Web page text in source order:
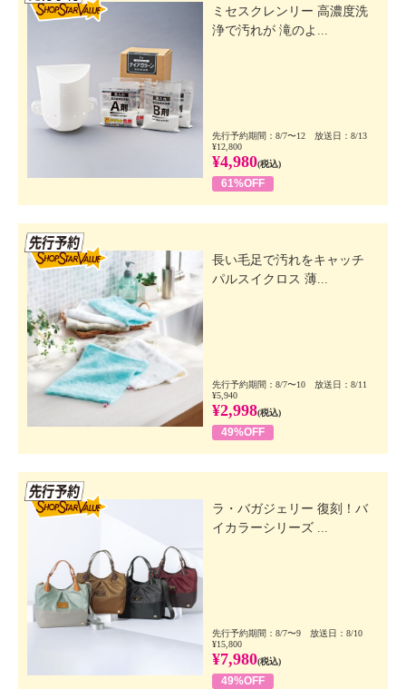
ミセスクレンリー 高濃度洗
浄で汚れが 滝のよ...
先行予約期間：8/7〜12 放送日：8/13
¥12,800
¥4,980(税込)
61%OFF
長い毛足で汚れをキャッチ
パルスイクロス 薄...
先行予約期間：8/7〜10 放送日：8/11
¥5,940
¥2,998(税込)
49%OFF
ラ・バガジェリー 復刻！バ
イカラーシリーズ ...
先行予約期間：8/7〜9 放送日：8/10
¥15,800
¥7,980(税込)
49%OFF